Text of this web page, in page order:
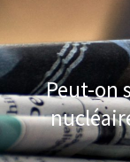
Peut-on